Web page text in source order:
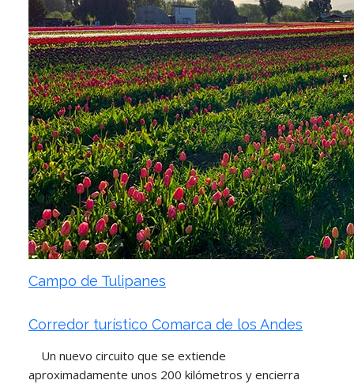
Campo de Tulipanes
Corredor turístico Comarca de los Andes
Un nuevo circuito que se extiende
aproximadamente unos 200 kilómetros y encierra